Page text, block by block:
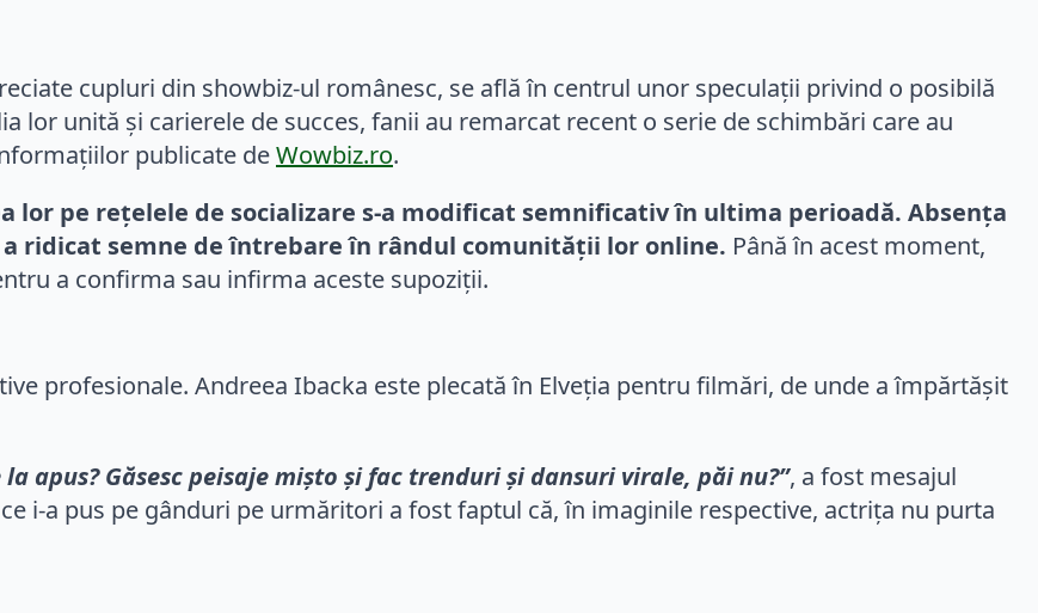
cupluri din showbiz-ul românesc, se află în centrul unor speculații privind o posibilă
lor unită și carierele de succes, fanii au remarcat recent o serie de schimbări care au
publicate deWowbiz.ro.
pe rețelele de socializare s-a modificat semnificativ în ultima perioadă. Absența
ridicat semne de întrebare în rândul comunității lor online. Până în acest moment,
a confirma sau infirma aceste supoziții.
profesionale. Andreea Ibacka este plecată în Elveția pentru filmări, de unde a împărtășit
apus? Găsesc peisaje mișto și fac trenduri și dansuri virale, păi nu?”, a fost mesajul
i-a pus pe gânduri pe urmăritori a fost faptul că, în imaginile respective, actrița nu purta